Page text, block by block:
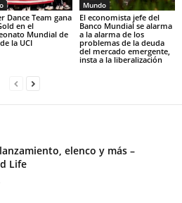
Dance Team gana
en el
Mundial de
la UCI
Mundo
El economista jefe del
Banco Mundial se alarma
a la alarma de los
problemas de la deuda
del mercado emergente,
insta a la liberalización
elenco y más –
Life